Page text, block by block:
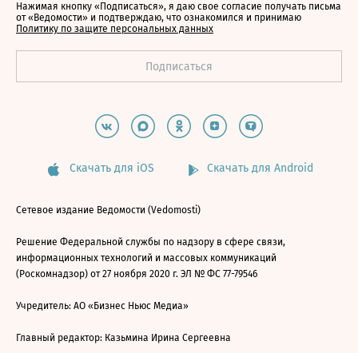
Нажимая кнопку «Подписаться», я даю свое согласие получать письма
от «Ведомости» и подтверждаю, что ознакомился и принимаю
Политику по защите персональных данных
Скачать для iOS Скачать для Android
Сетевое издание Ведомости (Vedomosti)
Решение Федеральной службы по надзору в сфере связи,
информационных технологий и массовых коммуникаций
(Роскомнадзор) от 27 ноября 2020 г. ЭЛ № ФС 77-79546
Учредитель: АО «Бизнес Ньюс Медиа»
Главный редактор: Казьмина Ирина Сергеевна